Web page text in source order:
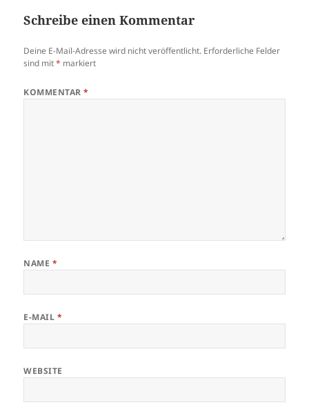
Schreibe einen Kommentar
Deine E-Mail-Adresse wird nicht veröffentlicht. Erforderliche Felder
sind mit* markiert
KOMMENTAR*
NAME *
E-MAIL *
WEBSITE